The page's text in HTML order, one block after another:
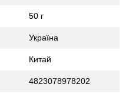
50 г
Україна
Китай
4823078978202